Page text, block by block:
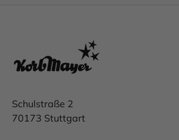
Schulstraße 2
70173 Stuttgart